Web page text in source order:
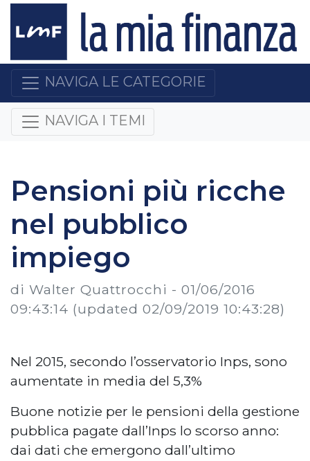
NAVIGA LE CATEGORIE
NAVIGA I TEMI
Pensioni più ricche
nel pubblico
impiego
di Walter Quattrocchi - 01/06/2016
09:43:14 (updated 02/09/2019 10:43:28)
Nel 2015, secondo l’osservatorio Inps, sono
aumentate in media del 5,3%
Buone notizie per le pensioni della gestione
pubblica pagate dall’Inps lo scorso anno:
dai dati che emergono dall’ultimo